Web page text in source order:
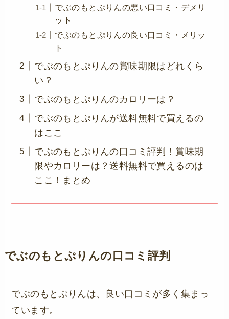
でぶのもとぷりんの悪い口コミ・デメリ
ット
でぶのもとぷりんの良い口コミ・メリッ
ト
でぶのもとぷりんの賞味期限はどれくら
い？
でぶのもとぷりんのカロリーは？
でぶのもとぷりんが送料無料で買えるの
はここ
でぶのもとぷりんの口コミ評判！賞味期
限やカロリーは？送料無料で買えるのは
ここ！まとめ
でぶのもとぷりんの口コミ評判
でぶのもとぷりんは、良い口コミが多く集まっ
ています。